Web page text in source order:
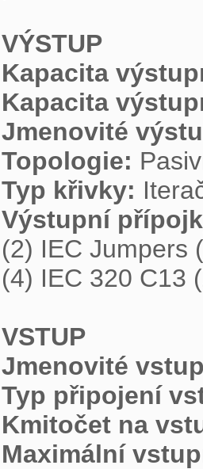
VÝSTUP
Kapacita
Kapacita
Jmenovité
Topologie:
Typ křivky:
Výstupní
(2) IEC Jumpers
(4) IEC 320 C13
VSTUP
Jmenovité
Typ připojení
Kmitočet na
Maximální